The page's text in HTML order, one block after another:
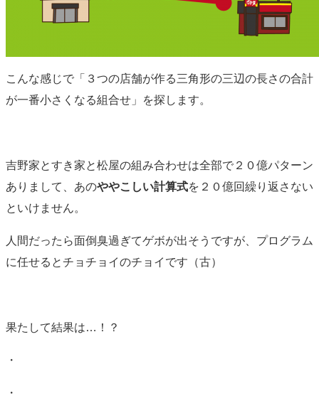
こんな感じで「３つの店舗が作る三角形の三辺の長さの合計
が一番小さくなる組合せ」を探します。
吉野家とすき家と松屋の組み合わせは全部で２０億パターン
ありまして、あのややこしい計算式を２０億回繰り返さない
といけません。
人間だったら面倒臭過ぎてゲボが出そうですが、プログラム
に任せるとチョチョイのチョイです（古）
果たして結果は…！？
・
・